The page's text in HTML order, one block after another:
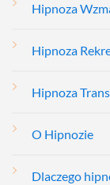
Hipnoza
Hipnoza
Hipnoza
O Hipnozie
Dlaczego